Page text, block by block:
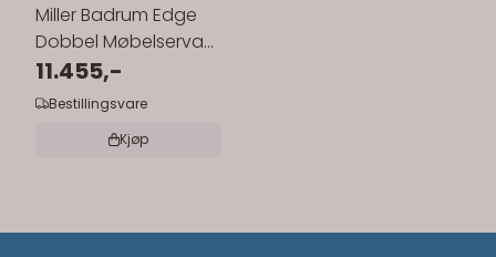
Miller Badrum Edge
Dobbel Møbelservant
121x46 cm
11.455,-
Bestillingsvare
Kjøp